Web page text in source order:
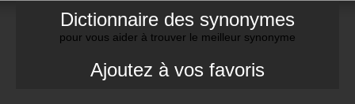
Dictionnaire des synonymes
pour vous aider à trouver le meilleur synonyme
Ajoutez à vos favoris